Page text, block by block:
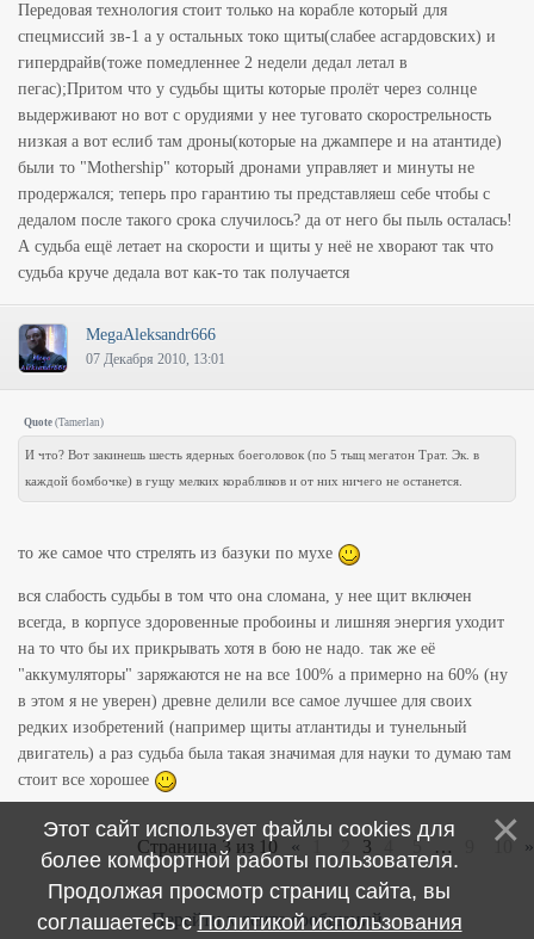
Передовая технология стоит только на корабле который для
спецмиссий зв-1 а у остальных токо щиты(слабее асгардовских) и
гипердрайв(тоже помедленнее 2 недели дедал летал в
пегас);Притом что у судьбы щиты которые пролёт через солнце
выдерживают но вот с орудиями у нее туговато скорострельность
низкая а вот еслиб там дроны(которые на джампере и на атантиде)
были то "Mothership" который дронами управляет и минуты не
продержался; теперь про гарантию ты представляеш себе чтобы с
дедалом после такого срока случилось? да от него бы пыль осталась!
А судьба ещё летает на скорости и щиты у неё не хворают так что
судьба круче дедала вот как-то так получается
MegaAleksandr666
07 Декабря 2010, 13:01
Quote (Tamerlan)
И что? Вот закинешь шесть ядерных боеголовок (по 5 тыщ мегатон Трат. Эк. в
каждой бомбочке) в гущу мелких корабликов и от них ничего не останется.
то же самое что стрелять из базуки по мухе
вся слабость судьбы в том что она сломана, у нее щит включен
всегда, в корпусе здоровенные пробоины и лишняя энергия уходит
на то что бы их прикрывать хотя в бою не надо. так же её
"аккумуляторы" заряжаются не на все 100% а примерно на 60% (ну
в этом я не уверен) древне делили все самое лучшее для своих
редких изобретений (например щиты атлантиды и тунельный
двигатель) а раз судьба была такая значимая для науки то думаю там
стоит все хорошее
Страница3 из 10 « 3 5 … 10 »
Перейти к ленте сообщений
Этот сайт использует файлы cookies для
более комфортной работы пользователя.
Продолжая просмотр страниц сайта, вы
соглашаетесь сПолитикой использования